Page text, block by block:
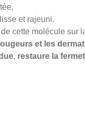
et rajeuni.
de cette molécule sur
et les
, restaure la